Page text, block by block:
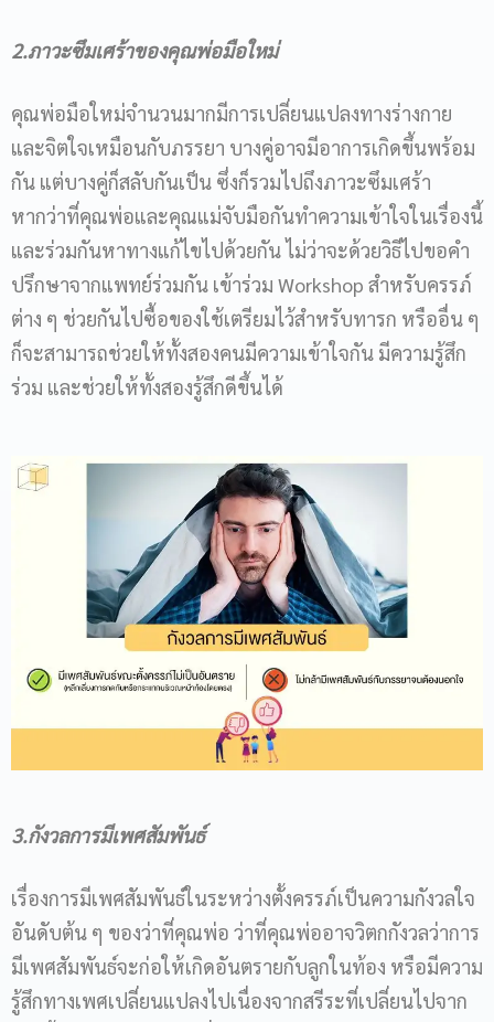
2.ภาวะซึมเศร้าของคุณพ่อมือใหม่
คุณพ่อมือใหม่จำนวนมากมีการเปลี่ยนแปลงทางร่างกาย
และจิตใจเหมือนกับภรรยา บางคู่อาจมีอาการเกิดขึ้นพร้อม
กัน แต่บางคู่ก็สลับกันเป็น ซึ่งก็รวมไปถึงภาวะซึมเศร้า
หากว่าที่คุณพ่อและคุณแม่จับมือกันทำความเข้าใจในเรื่องนี้
และร่วมกันหาทางแก้ไขไปด้วยกัน ไม่ว่าจะด้วยวิธีไปขอคำ
ปรึกษาจากแพทย์ร่วมกัน เข้าร่วม Workshop สำหรับครรภ์
ต่าง ๆ ช่วยกันไปซื้อของใช้เตรียมไว้สำหรับทารก หรืออื่น ๆ
ก็จะสามารถช่วยให้ทั้งสองคนมีความเข้าใจกัน มีความรู้สึก
ร่วม และช่วยให้ทั้งสองรู้สึกดีขึ้นได้
3.กังวลการมีเพศสัมพันธ์
เรื่องการมีเพศสัมพันธ์ในระหว่างตั้งครรภ์เป็นความกังวลใจ
อันดับต้น ๆ ของว่าที่คุณพ่อ ว่าที่คุณพ่ออาจวิตกกังวลว่าการ
มีเพศสัมพันธ์จะก่อให้เกิดอันตรายกับลูกในท้อง หรือมีความ
รู้สึกทางเพศเปลี่ยนแปลงไปเนื่องจากสรีระที่เปลี่ยนไปจาก